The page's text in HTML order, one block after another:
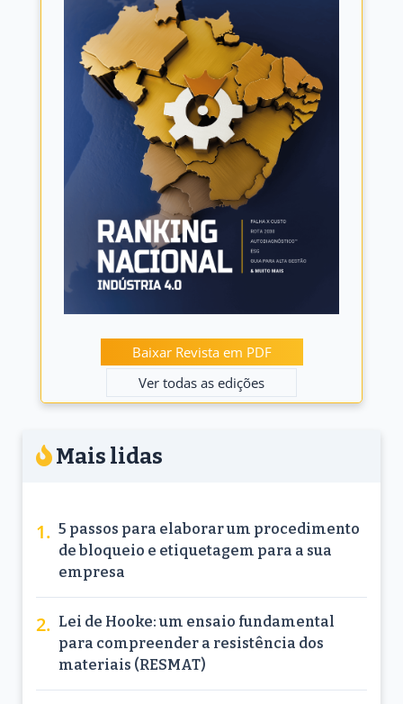
Baixar Revista em PDF
Ver todas as edições
Mais lidas
5 passos para elaborar um procedimento
de bloqueio e etiquetagem para a sua
empresa
Lei de Hooke: um ensaio fundamental
para compreender a resistência dos
materiais (RESMAT)